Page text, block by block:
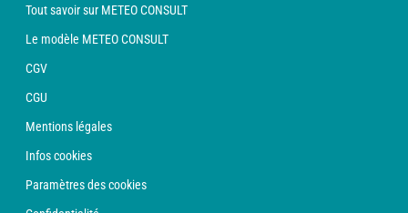
Tout savoir sur METEO CONSULT
Le modèle METEO CONSULT
CGV
CGU
Mentions légales
Infos cookies
Paramètres des cookies